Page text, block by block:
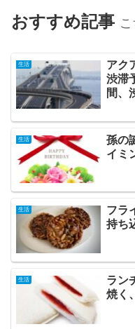
おすすめ記事
生活
アク
渋滞
間、
生活
孫の
イミ
生活
フラ
持ち
生活
ラン
焼く